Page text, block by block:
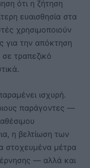
ότι η ζήτηση
ευαισθησία στα
χρησιμοποιούν
για την απόκτηση
τραπεζικό
ισχυρή.
παράγοντες —
η βελτίωση των
στοχευμένα μέτρα
— αλλά και